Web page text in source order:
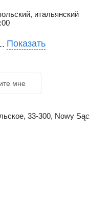
итальянский
Показать
мне
33-300, Nowy